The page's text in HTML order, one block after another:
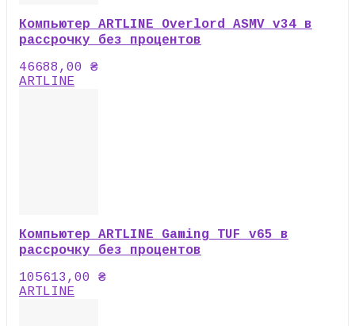
Компьютер ARTLINE Overlord ASMV v34 в
рассрочку без процентов
46688,00 ₴
ARTLINE
Компьютер ARTLINE Gaming TUF v65 в
рассрочку без процентов
105613,00 ₴
ARTLINE